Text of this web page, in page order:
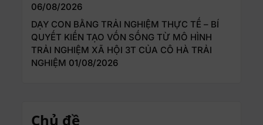
06/08/2026
DẠY CON BẰNG TRẢI NGHIỆM THỰC TẾ – BÍ
QUYẾT KIẾN TẠO VỐN SỐNG TỪ MÔ HÌNH
TRẢI NGHIỆM XÃ HỘI 3T CỦA CÔ HÀ TRẢI
NGHIỆM 01/08/2026
Chủ đề